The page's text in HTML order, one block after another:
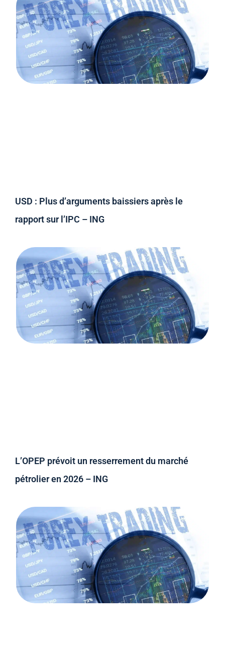
USD : Plus d’arguments baissiers après le
rapport sur l’IPC – ING
L’OPEP prévoit un resserrement du marché
pétrolier en 2026 – ING